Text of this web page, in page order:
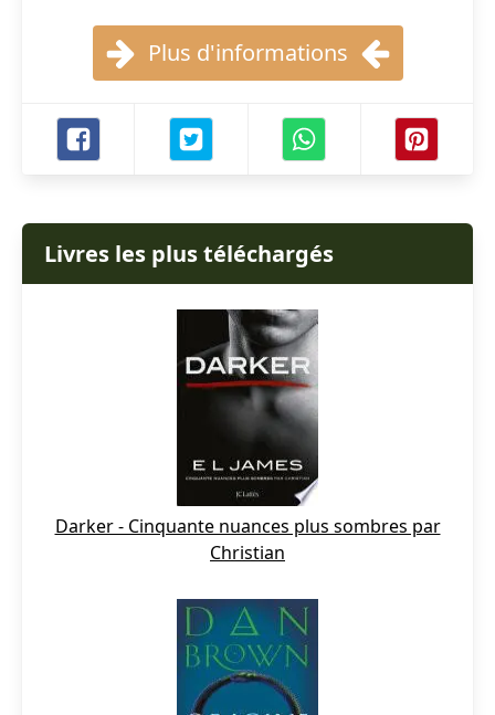
Plus d'informations
Livres les plus téléchargés
Darker - Cinquante nuances plus sombres par
Christian